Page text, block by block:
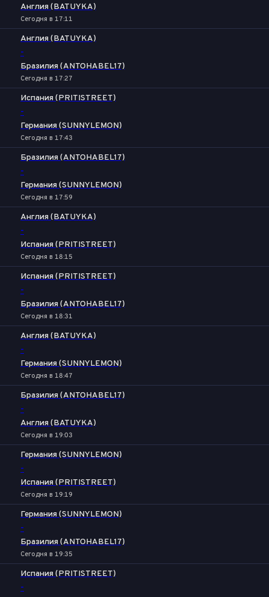
Англия (BATUYKA)
Сегодня в 17:11
Англия (BATUYKA)
-
Бразилия (ANTOHABEL17)
Сегодня в 17:27
Испания (PRITISTREET)
-
Германия (SUNNYLEMON)
Сегодня в 17:43
Бразилия (ANTOHABEL17)
-
Германия (SUNNYLEMON)
Сегодня в 17:59
Англия (BATUYKA)
-
Испания (PRITISTREET)
Сегодня в 18:15
Испания (PRITISTREET)
-
Бразилия (ANTOHABEL17)
Сегодня в 18:31
Англия (BATUYKA)
-
Германия (SUNNYLEMON)
Сегодня в 18:47
Бразилия (ANTOHABEL17)
-
Англия (BATUYKA)
Сегодня в 19:03
Германия (SUNNYLEMON)
-
Испания (PRITISTREET)
Сегодня в 19:19
Германия (SUNNYLEMON)
-
Бразилия (ANTOHABEL17)
Сегодня в 19:35
Испания (PRITISTREET)
-